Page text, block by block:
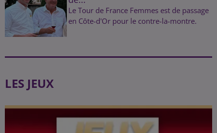
Le Tour de France Femmes est de passage
en Côte-d'Or pour le contre-la-montre.
LES JEUX